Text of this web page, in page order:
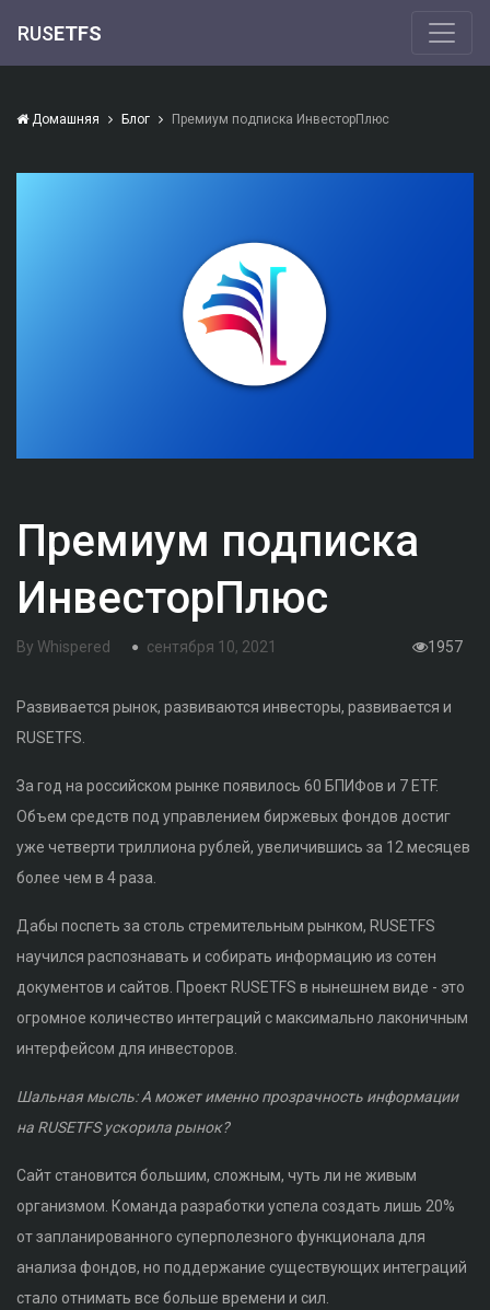
RUSETFS
Домашняя Блог Премиум подписка ИнвесторПлюс
Премиум подписка
ИнвесторПлюс
By Whispered сентября 10, 2021 1957
Развивается рынок, развиваются инвесторы, развивается и
RUSETFS.
За год на российском рынке появилось 60 БПИФов и 7 ETF.
Объем средств под управлением биржевых фондов достиг
уже четверти триллиона рублей, увеличившись за 12 месяцев
более чем в 4 раза.
Дабы поспеть за столь стремительным рынком, RUSETFS
научился распознавать и собирать информацию из сотен
документов и сайтов. Проект RUSETFS в нынешнем виде - это
огромное количество интеграций с максимально лаконичным
интерфейсом для инвесторов.
Шальная мысль: А может именно прозрачность информации
на RUSETFS ускорила рынок?
Сайт становится большим, сложным, чуть ли не живым
организмом. Команда разработки успела создать лишь 20%
от запланированного суперполезного функционала для
анализа фондов, но поддержание существующих интеграций
стало отнимать все больше времени и сил.